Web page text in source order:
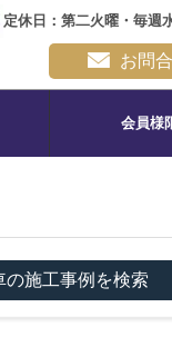
定休日：第二火曜・毎週
お問
会員様
の施工事例を検索